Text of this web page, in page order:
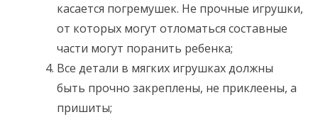
касается погремушек. Не прочные игрушки,
от которых могут отломаться составные
части могут поранить ребенка;
Все детали в мягких игрушках должны
быть прочно закреплены, не приклеены, а
пришиты;